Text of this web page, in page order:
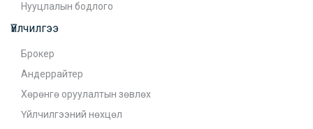
Нууцлалын бодлого
Үйлчилгээ
Брокер
Андеррайтер
Хөрөнгө оруулалтын зөвлөх
Үйлчилгээний нөхцөл